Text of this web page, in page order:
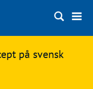
på svensk